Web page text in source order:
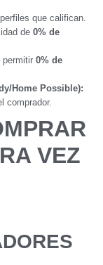
que califican.
de0% de
permitir0% de
Home Possible):
comprador.
VEZ